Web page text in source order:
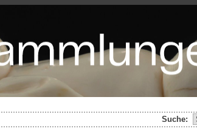
Suche: